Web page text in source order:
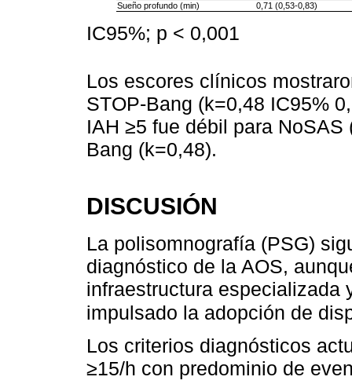
Sueño profundo (min)
0,71 (0,53-0,83)
IC95%; p < 0,001
Los escores clínicos
STOP-Bang (k=0,48 IC95%
IAH ≥5 fue débil para
Bang (k=0,48).
DISCUSIÓN
La polisomnografía (PSG)
diagnóstico de la AOS,
infraestructura
impulsado la adopción de
Los criterios diagnósticos
≥15/h con predominio de